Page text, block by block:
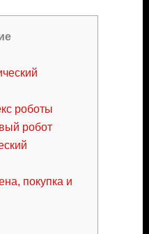
роботы
робот
покупка и